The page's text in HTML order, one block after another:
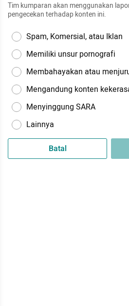
Tim kumparan akan menggunakan
pengecekan terhadap konten ini.
Spam, Komersial, atau Iklan
Memiliki unsur pornografi
Membahayakan atau
Mengandung konten
Menyinggung SARA
Lainnya
Batal